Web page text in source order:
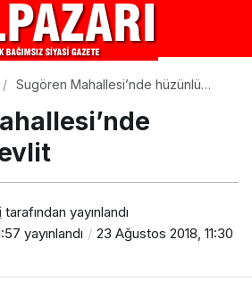
Sugören Mahallesi’nde hüzünlü
tarafından yayınlandı
yayınlandı
23 Ağustos 2018, 11:30